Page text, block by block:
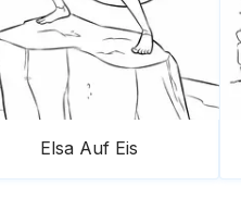
Elsa Auf Eis